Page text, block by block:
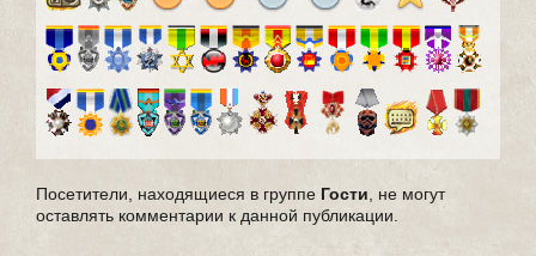
Посетители, находящиеся в группе Гости , не могут
оставлять комментарии к данной публикации.